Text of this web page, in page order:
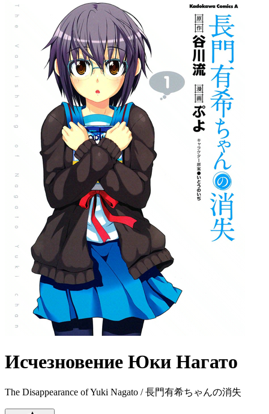
Исчезновение Юки Нагато
The Disappearance of Yuki Nagato / 長門有希ちゃんの消失